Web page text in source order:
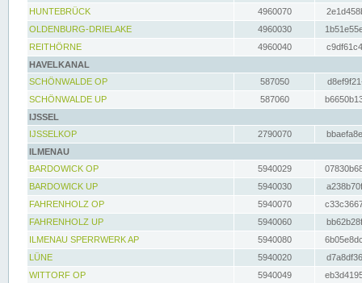
HUNTEBRÜCK
4960070
OLDENBURG-DRIELAKE
4960030
REITHÖRNE
4960040
HAVELKANAL
SCHÖNWALDE OP
587050
SCHÖNWALDE UP
587060
IJSSEL
IJSSELKOP
2790070
ILMENAU
BARDOWICK OP
5940029
BARDOWICK UP
5940030
FAHRENHOLZ OP
5940070
FAHRENHOLZ UP
5940060
ILMENAU SPERRWERK AP
5940080
LÜNE
5940020
WITTORF OP
5940049